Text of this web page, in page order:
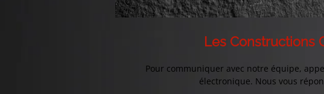
Les Constructions
Pour communiquer avec notre équipe,
électronique. Nous vous